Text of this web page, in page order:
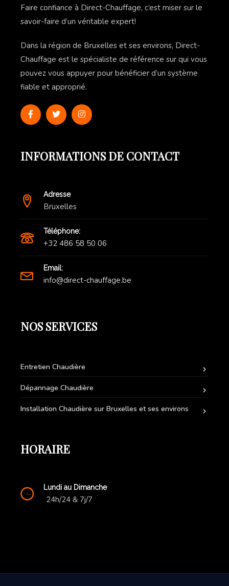
Faire confiance à Direct-Chauffage, c’est miser sur le
savoir-faire d’un véritable expert!
Dans la région de Bruxelles et ses environs, Direct-
Chauffage est le spécialiste de référence sur qui vous
pouvez vous appuyer pour bénéficier d’un système
fiable et approprié.
INFORMATIONS DE CONTACT
Adresse
Bruxelles
Téléphone:
+32 486 58 50 06
Email:
info@direct-chauffage.be
NOS SERVICES
Entretien Chaudière
Dépannage Chaudière
Installation Chaudière sur Bruxelles et ses environs
HORAIRE
Lundi au Dimanche
24h/24 & 7j/7